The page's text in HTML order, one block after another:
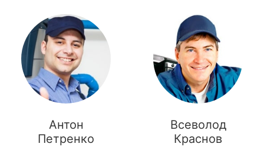
Антон
Петренко
Всеволод
Краснов